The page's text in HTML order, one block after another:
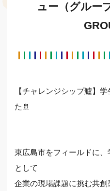
ュー（グルー
【チャレンジシップ艫】
た🚢
東広島市をフィールドに
として
企業の現場課題に挑む共